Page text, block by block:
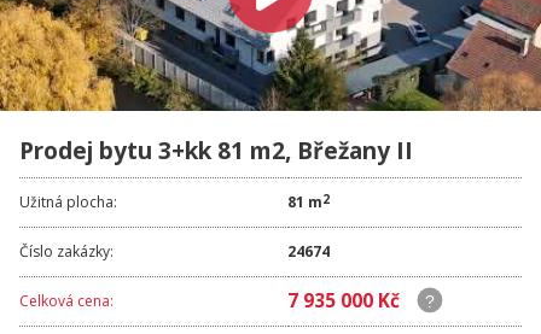
HLÍDAT NOVÉ NABÍDKY
CHCI OCENIT NEMOVITOST
O NÁS
REFERENCE
SLUŽBY
KARIÉRA
FINANCOVÁNÍ / HYPOTÉKA
Prodej bytu 3+kk 81 m2, Břežany II
Užitná plocha: 81 m2
Číslo zakázky: 24674
Celková cena: 7 935 000 Kč